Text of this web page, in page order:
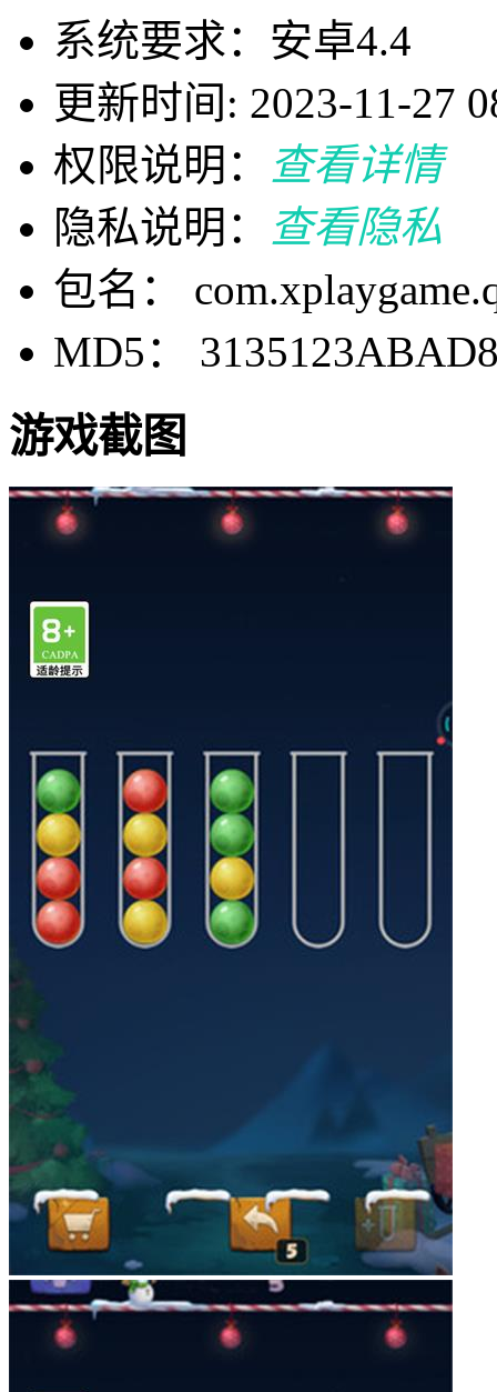
系统要求：安卓4.4
更新时间: 2023-11-27
权限说明：
查看详情
隐私说明：
查看隐私
包名：
MD5：
游戏截图